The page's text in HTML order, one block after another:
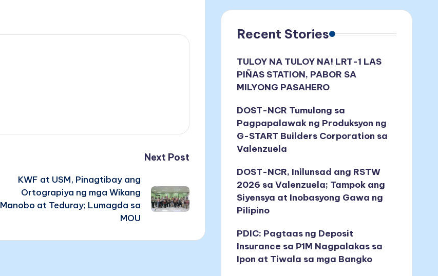
Next Post
KWF at USM, Pinagtibay ang
Ortograpiya ng mga Wikang
Manobo at Teduray; Lumagda sa
MOU
Recent Stories
TULOY NA TULOY NA! LRT-1 LAS
PIÑAS STATION, PABOR SA
MILYONG PASAHERO
DOST-NCR Tumulong sa
Pagpapalawak ng Produksyon ng
G-START Builders Corporation sa
Valenzuela
DOST-NCR, Inilunsad ang RSTW
2026 sa Valenzuela; Tampok ang
Siyensya at Inobasyong Gawa ng
Pilipino
PDIC: Pagtaas ng Deposit
Insurance sa ₱1M Nagpalakas sa
Ipon at Tiwala sa mga Bangko